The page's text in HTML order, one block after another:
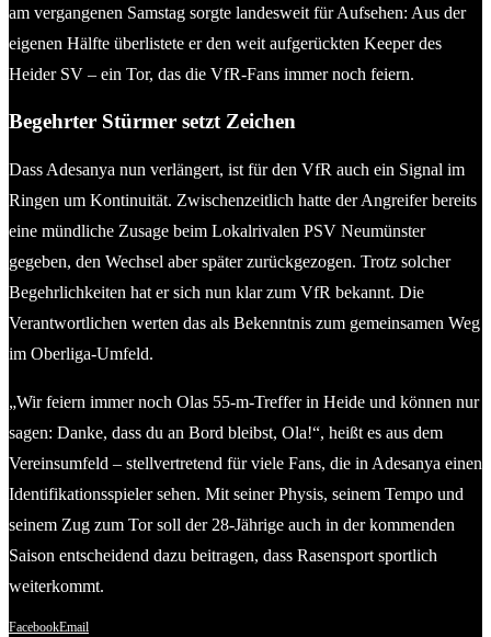
am vergangenen Samstag sorgte landesweit für Aufsehen: Aus der
eigenen Hälfte überlistete er den weit aufgerückten Keeper des
Heider SV – ein Tor, das die VfR-Fans immer noch feiern.
Begehrter Stürmer setzt Zeichen
Dass Adesanya nun verlängert, ist für den VfR auch ein Signal im
Ringen um Kontinuität. Zwischenzeitlich hatte der Angreifer bereits
eine mündliche Zusage beim Lokalrivalen PSV Neumünster
gegeben, den Wechsel aber später zurückgezogen. Trotz solcher
Begehrlichkeiten hat er sich nun klar zum VfR bekannt. Die
Verantwortlichen werten das als Bekenntnis zum gemeinsamen Weg
im Oberliga-Umfeld.
„Wir feiern immer noch Olas 55-m-Treffer in Heide und können nur
sagen: Danke, dass du an Bord bleibst, Ola!“, heißt es aus dem
Vereinsumfeld – stellvertretend für viele Fans, die in Adesanya einen
Identifikationsspieler sehen. Mit seiner Physis, seinem Tempo und
seinem Zug zum Tor soll der 28-Jährige auch in der kommenden
Saison entscheidend dazu beitragen, dass Rasensport sportlich
weiterkommt.
FacebookEmail